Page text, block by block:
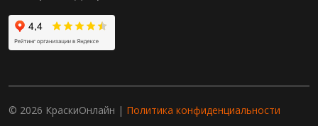
© 2026 КраскиОнлайн | Политика конфиденциальности